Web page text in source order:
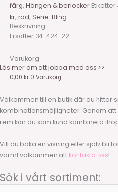
färg, Hängen & berlocker Etiketter
kr, röd, Serie: Bling
Beskrivning
Ersätter 34-424-22
Varukorg
Läs mer om att jobba med oss >>
0,00 kr 0 Varukorg
Välkommen till en butik där du hittar
kombinationsmöjligheter. Genom
rem kan du som kund kombinera
Vill du boka en visning eller själv bli
varmt välkommen att kontakta oss!
Sök i vårt sortiment: